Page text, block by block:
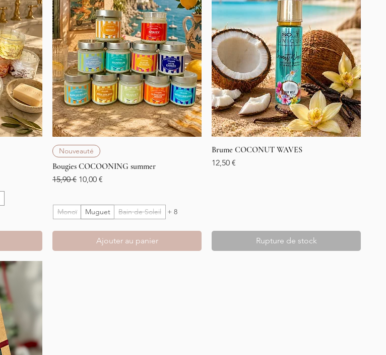
Nouveauté
Bougies COCOONING summer
Prix original
15,90 € Prix promotionnel
10,00 €
Monoï Muguet Bain de Soleil + 8
Ajouter au panier
Aperçu rapide
Brume COCONUT WAVES
Prix
12,50 €
Rupture de stock